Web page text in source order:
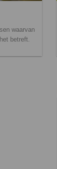
waarvan
betreft.